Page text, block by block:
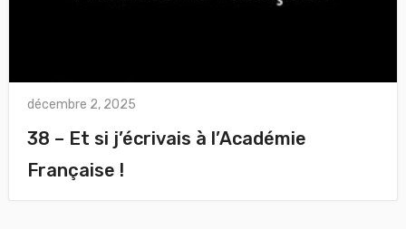
décembre 2, 2025
38 – Et si j’écrivais à l’Académie
Française !